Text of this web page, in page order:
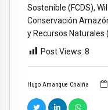
Hugo Amanque Chaiña
Sostenible (FCDS),
Conservación
y Recursos Naturales
Post Views: 8